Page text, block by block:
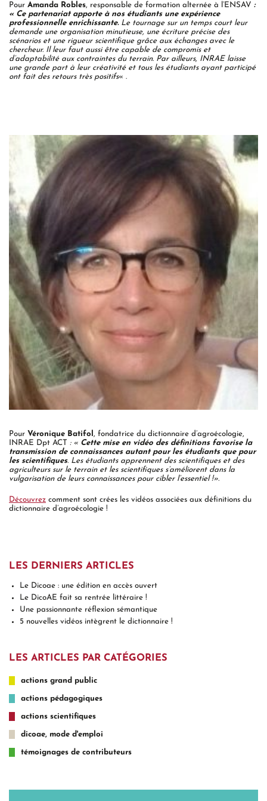
Pour Amanda Robles, responsable de formation alternée à l’ENSAV :
« Ce partenariat apporte à nos étudiants une expérience
professionnelle enrichissante. Le tournage sur un temps court leur
demande une organisation minutieuse, une écriture précise des
scénarios et une rigueur scientifique grâce aux échanges avec le
chercheur. Il leur faut aussi être capable de compromis et
d’adaptabilité aux contraintes du terrain. Par ailleurs, INRAE laisse
une grande part à leur créativité et tous les étudiants ayant participé
ont fait des retours très positifs« .
Pour Véronique Batifol , fondatrice du dictionnaire d’agroécologie,
INRAE Dpt ACT : « Cette mise en vidéo des définitions favorise la
transmission de connaissances autant pour les étudiants que pour
les scientifiques. Les étudiants apprennent des scientifiques et des
agriculteurs sur le terrain et les scientifiques s’améliorent dans la
vulgarisation de leurs connaissances pour cibler l’essentiel !».
Découvrez comment sont crées les vidéos associées aux définitions du
dictionnaire d’agroécologie !
LES DERNIERS ARTICLES
Le Dicoae : une édition en accès ouvert
Le DicoAE fait sa rentrée littéraire !
Une passionnante réflexion sémantique
5 nouvelles vidéos intègrent le dictionnaire !
LES ARTICLES PAR CATÉGORIES
actions grand public
actions pédagogiques
actions scientifiques
dicoae, mode d'emploi
témoignages de contributeurs